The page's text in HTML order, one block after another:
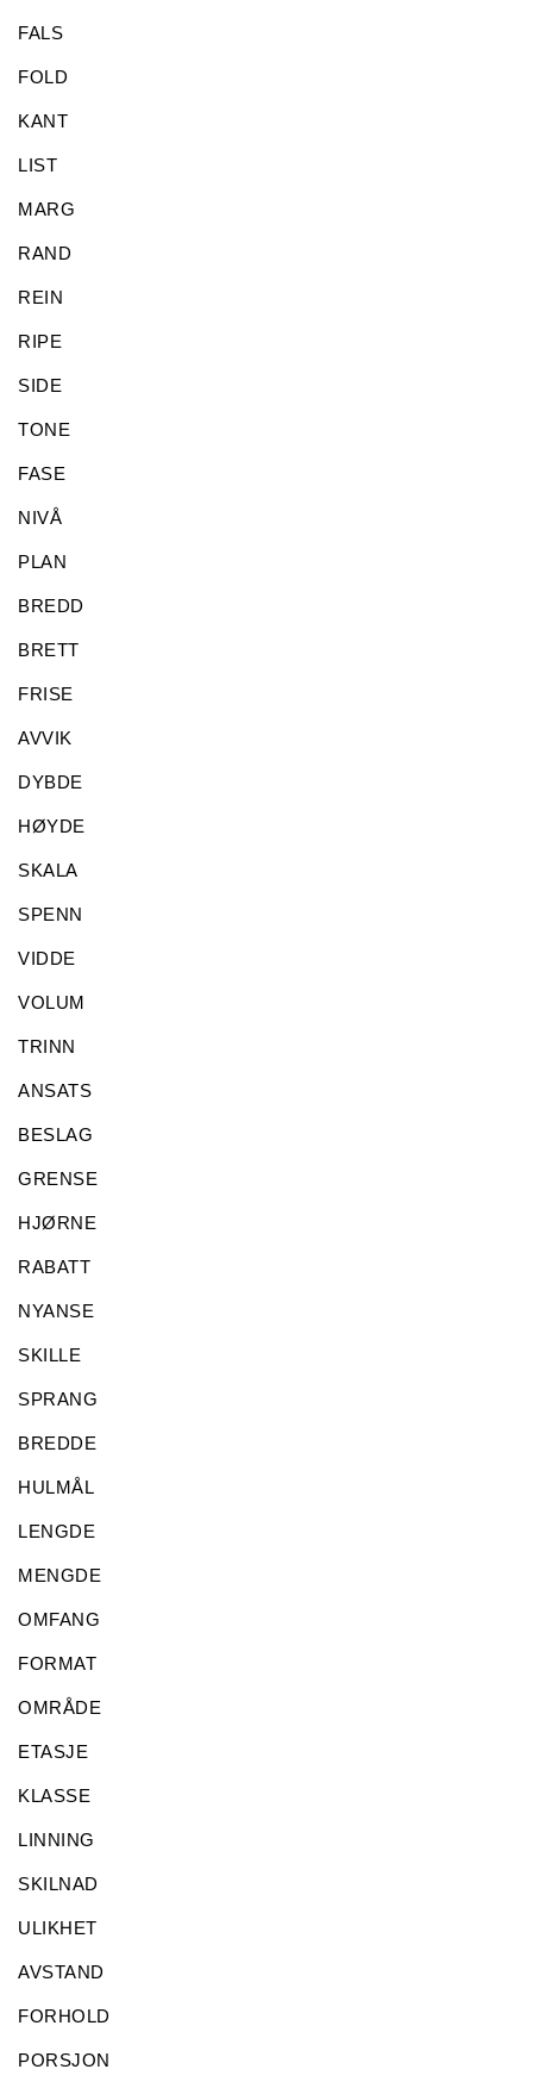
FALS
FOLD
KANT
LIST
MARG
RAND
REIN
RIPE
SIDE
TONE
FASE
NIVÅ
PLAN
BREDD
BRETT
FRISE
AVVIK
DYBDE
HØYDE
SKALA
SPENN
VIDDE
VOLUM
TRINN
ANSATS
BESLAG
GRENSE
HJØRNE
RABATT
NYANSE
SKILLE
SPRANG
BREDDE
HULMÅL
LENGDE
MENGDE
OMFANG
FORMAT
OMRÅDE
ETASJE
KLASSE
LINNING
SKILNAD
ULIKHET
AVSTAND
FORHOLD
PORSJON